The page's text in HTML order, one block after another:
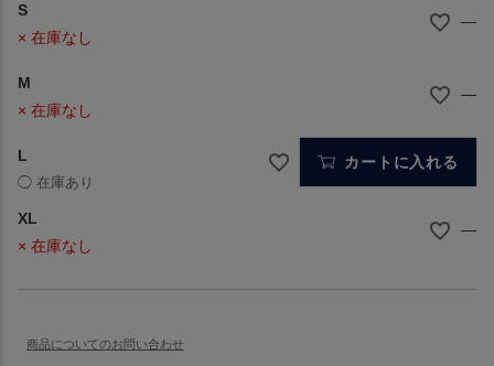
S
× 在庫なし
—
M
× 在庫なし
—
L カートに入れる
XL
× 在庫なし
—